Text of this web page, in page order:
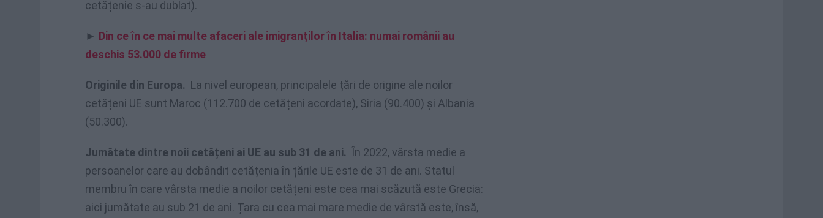
cetățenie s-au dublat).
► Din ce în ce mai multe afaceri ale imigranților în Italia: numai românii au
deschis 53.000 de firme
Originile din Europa. La nivel european, principalele țări de origine ale noilor
cetățeni UE sunt Maroc (112.700 de cetățeni acordate), Siria (90.400) și Albania
(50.300).
Jumătate dintre noii cetățeni ai UE au sub 31 de ani. În 2022, vârsta medie a
persoanelor care au dobândit cetățenia în țările UE este de 31 de ani. Statul
membru în care vârsta medie a noilor cetățeni este cea mai scăzută este Grecia:
aici jumătate au sub 21 de ani. Țara cu cea mai mare medie de vârstă este, însă,